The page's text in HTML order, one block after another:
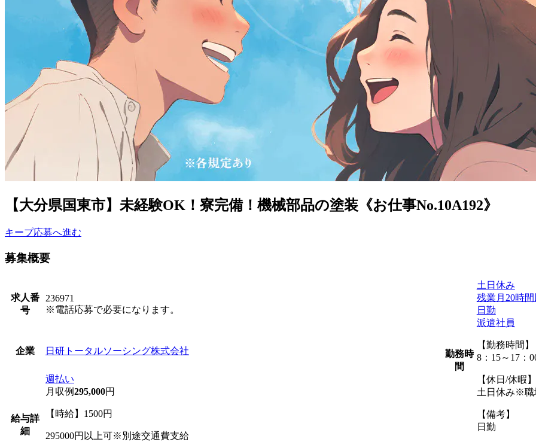
【大分県国東市】未経験OK！寮完備！機械部品の塗装《お仕事No.10A192》
キープ応募へ進む
募集概要
求人番
号
236971
※電話応募で必要になります。
企業 日研トータルソーシング株式会社
給与詳
細
週払い
月収例295,000円
【時給】1500円
295000円以上可※別途交通費支給
勤務時
間
土日休み
残業月20時
日勤
派遣社員
【勤務時間】
8：15～17：
【休日/休暇】
土日休み※職
【備考】
日勤